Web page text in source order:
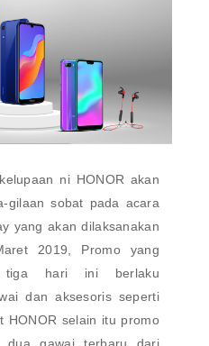
ni HONOR akan
gilaan sobat pada acara
yang akan dilaksanakan
2019, Promo yang
tiga hari ini berlaku
dan aksesoris seperti
HONOR selain itu promo
dua gawai terbaru dari